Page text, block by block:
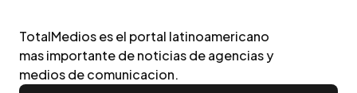
TotalMedios es el portal latinoamericano
mas importante de noticias de agencias y
medios de comunicacion.